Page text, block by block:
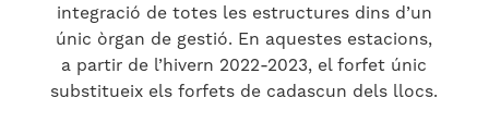
integració de totes les estructures dins d’un
únic òrgan de gestió. En aquestes estacions,
a partir de l’hivern 2022-2023, el forfet únic
substitueix els forfets de cadascun dels llocs.